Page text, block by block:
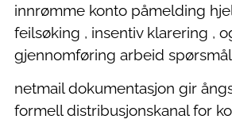
innrømme konto påmelding
feilsøking , insentiv klarering ,
gjennomføring arbeid spørsmål
netmail dokumentasjon gir
formell distribusjonskanal for